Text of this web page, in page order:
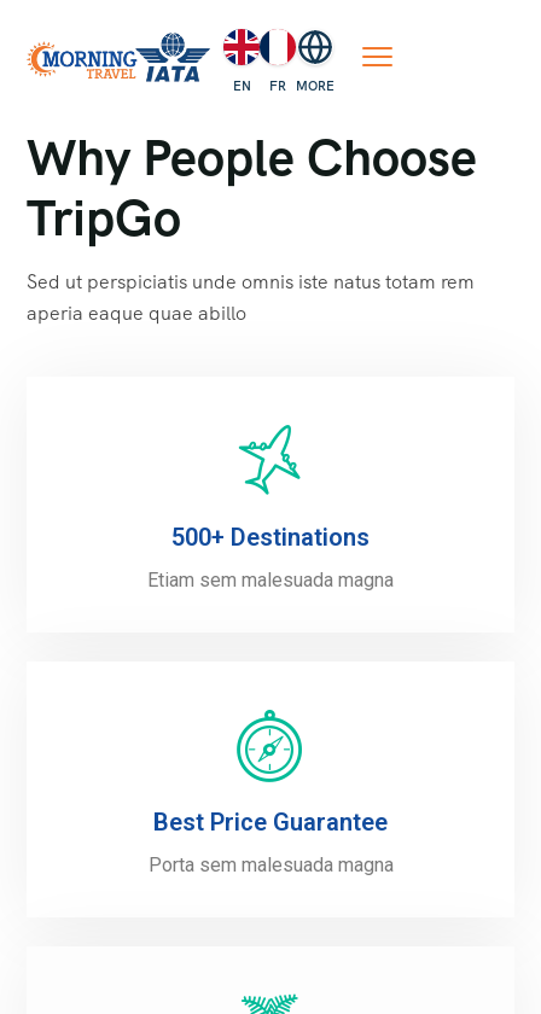
EN FR MORE
Why People Choose
TripGo
Sed ut perspiciatis unde omnis iste natus totam rem
aperia eaque quae abillo
500+ Destinations
Etiam sem malesuada magna
Best Price Guarantee
Porta sem malesuada magna